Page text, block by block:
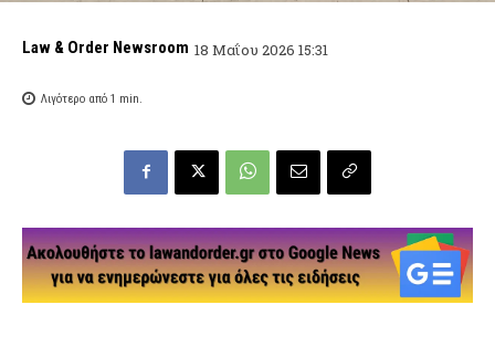
Law & Order Newsroom 18 Μαΐου 2026 15:31
Λιγότερο από 1 min.